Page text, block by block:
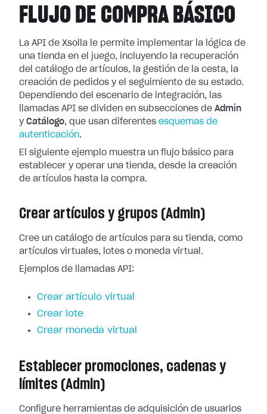
FLUJO DE COMPRA BÁSICO
La API de Xsolla le permite implementar la lógica de
una tienda en el juego, incluyendo la recuperación
del catálogo de artículos, la gestión de la cesta, la
creación de pedidos y el seguimiento de su estado.
Dependiendo del escenario de integración, las
llamadas API se dividen en subsecciones de Admin
y Catálogo, que usan diferentes esquemas de
autenticación.
El siguiente ejemplo muestra un flujo básico para
establecer y operar una tienda, desde la creación
de artículos hasta la compra.
Crear artículos y grupos (Admin)
Cree un catálogo de artículos para su tienda, como
artículos virtuales, lotes o moneda virtual.
Ejemplos de llamadas API:
Crear artículo virtual
Crear lote
Crear moneda virtual
Establecer promociones, cadenas y
límites (Admin)
Configure herramientas de adquisición de usuarios